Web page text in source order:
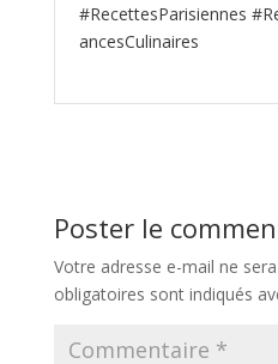
#RecettesParisiennes
ancesCulinaires
Poster le
Votre adresse e-mail ne
obligatoires sont indiqués